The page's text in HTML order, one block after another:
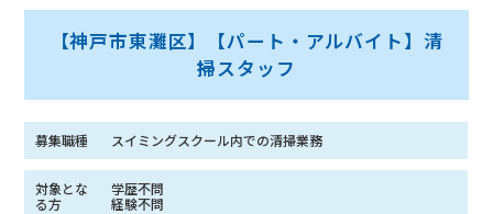
【神戸市東灘区】【パート・アルバイト】清
掃スタッフ
募集職種 スイミングスクール内での清掃業務
対象とな
る方
学歴不問
経験不問